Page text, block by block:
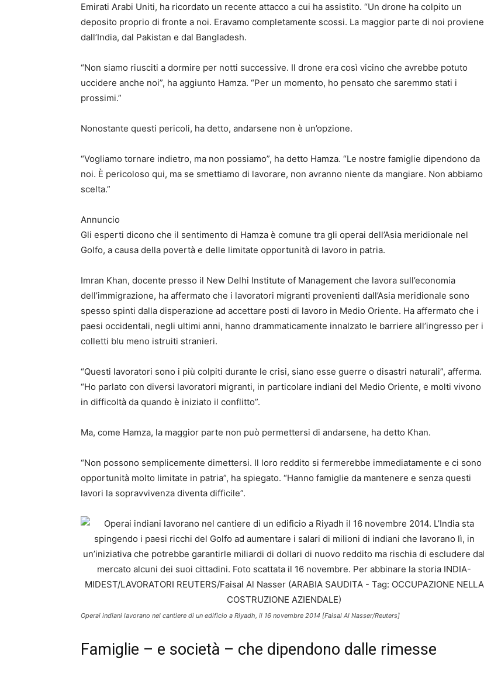
Emirati Arabi Uniti, ha ricordato un recente attacco a cui ha assistito. “Un drone ha colpito un
deposito proprio di fronte a noi. Eravamo completamente scossi. La maggior parte di noi proviene
dall’India, dal Pakistan e dal Bangladesh.
“Non siamo riusciti a dormire per notti successive. Il drone era così vicino che avrebbe potuto
uccidere anche noi”, ha aggiunto Hamza. “Per un momento, ho pensato che saremmo stati i
prossimi.”
Nonostante questi pericoli, ha detto, andarsene non è un’opzione.
“Vogliamo tornare indietro, ma non possiamo”, ha detto Hamza. “Le nostre famiglie dipendono da
noi. È pericoloso qui, ma se smettiamo di lavorare, non avranno niente da mangiare. Non abbiamo
scelta.”
Annuncio
Gli esperti dicono che il sentimento di Hamza è comune tra gli operai dell’Asia meridionale nel
Golfo, a causa della povertà e delle limitate opportunità di lavoro in patria.
Imran Khan, docente presso il New Delhi Institute of Management che lavora sull’economia
dell’immigrazione, ha affermato che i lavoratori migranti provenienti dall’Asia meridionale sono
spesso spinti dalla disperazione ad accettare posti di lavoro in Medio Oriente. Ha affermato che i
paesi occidentali, negli ultimi anni, hanno drammaticamente innalzato le barriere all’ingresso per i
colletti blu meno istruiti stranieri.
“Questi lavoratori sono i più colpiti durante le crisi, siano esse guerre o disastri naturali”, afferma.
“Ho parlato con diversi lavoratori migranti, in particolare indiani del Medio Oriente, e molti vivono
in difficoltà da quando è iniziato il conflitto”.
Ma, come Hamza, la maggior parte non può permettersi di andarsene, ha detto Khan.
“Non possono semplicemente dimettersi. Il loro reddito si fermerebbe immediatamente e ci sono
opportunità molto limitate in patria”, ha spiegato. “Hanno famiglie da mantenere e senza questi
lavori la sopravvivenza diventa difficile”.
Operai indiani lavorano nel cantiere di un edificio a Riyadh, il 16 novembre 2014 [Faisal Al Nasser/Reuters]
Famiglie – e società – che dipendono dalle rimesse